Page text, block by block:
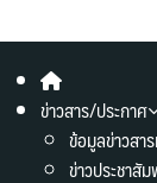
ข่าวสาร/ประกาศ
ข้อมูลข่าวสา
ข่าวประชาสั